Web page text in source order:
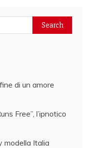
di un amore
Free”, l’ipnotico
modella Italia